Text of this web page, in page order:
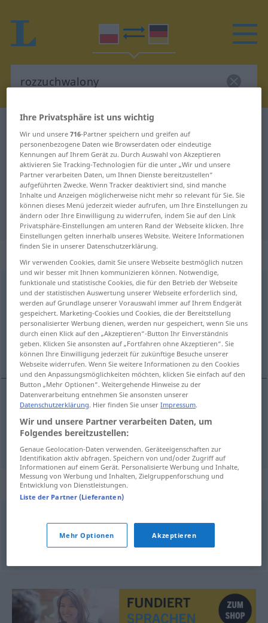
Polnisch-Deutsch Übersetzung für
"rozzuchwalony"
"rozzuchwalony" Deutsch
Übersetzung
rozzuchwalony <persf-eni>
Übersicht aller Übersetzungen
(Für mehr Details die Übersetzung anklicken/antippen)
dreist, unverfroren, übermütig, unverschämt
dreist,unverfroren rozzuchwalony
übermütig,unverschämt
Synonyme für "rozzuchwalony"
rozpieszczony,rozpuszczony,rozwydrzony,zepsuty
Ihre Privatsphäre ist uns wichtig
Wir und unsere716-Partner speichern und greifen auf
personenbezogene Daten wie Browserdaten oder eindeutige
Kennungen auf Ihrem Gerät zu. Durch Auswahl von Akzeptieren
aktivieren Sie Tracking-Technologien für die unter „Wir und unsere
Partner verarbeiten Daten, um Ihnen Dienste bereitzustellen“
aufgeführten Zwecke. Wenn Tracker deaktiviert sind, sind manche
Inhalte und Anzeigen möglicherweise nicht mehr so relevant für Sie. Sie
können dieses Menü jederzeit wieder aufrufen, um Ihre Einstellungen zu
ändern oder Ihre Einwilligung zu widerrufen, indem Sie auf den Link
Privatsphäre-Einstellungen am unteren Rand der Webseite klicken. Ihre
Einstellungen gelten innerhalb unseres Website. Weitere Informationen
finden Sie in unserer Datenschutzerklärung.
Wir verwenden Cookies, damit Sie unsere Webseite bestmöglich nutzen
und wir besser mit Ihnen kommunizieren können. Notwendige,
funktionale und statistische Cookies, die für den Betrieb der Webseite
und der statistischen Auswertung unserer Webseite erforderlich sind,
werden auf Grundlage unserer Vorauswahl immer auf Ihrem Endgerät
gespeichert. Marketing-Cookies und Cookies, die der Bereitstellung
personalisierter Werbung dienen, werden nur gespeichert, wenn Sie uns
durch einen Klick auf den „Akzeptieren“-Button Ihr Einverständnis
geben. Klicken Sie ansonsten auf „Fortfahren ohne Akzeptieren“. Sie
können Ihre Einwilligung jederzeit für zukünftige Besuche unserer
Webseite widerrufen. Wenn Sie weitere Informationen zu den Cookies
und den Anpassungsmöglichkeiten möchten, klicken Sie einfach auf den
Button „Mehr Optionen“. Weitergehende Hinweise zu der
Datenverarbeitung entnehmen Sie ansonsten unserer
Datenschutzerklärung. Hier finden Sie unserImpressum.
Wir und unsere Partner verarbeiten Daten, um
Folgendes bereitzustellen:
Genaue Geolocation-Daten verwenden. Geräteeigenschaften zur
Identifikation aktiv abfragen. Speichern von und/oder Zugriff auf
Informationen auf einem Gerät. Personalisierte Werbung und Inhalte,
Messung von Werbung und Inhalten, Zielgruppenforschung und
Entwicklung von Dienstleistungen.
Liste der Partner (Lieferanten)
Mehr Optionen Akzeptieren